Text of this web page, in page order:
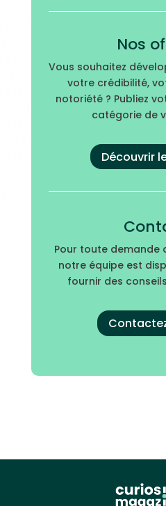
Nos
Vous souhaitez
votre crédibilité,
notoriété ? Publiez
catégorie de
Découvrir
Pour toute demande
notre équipe est
fournir des